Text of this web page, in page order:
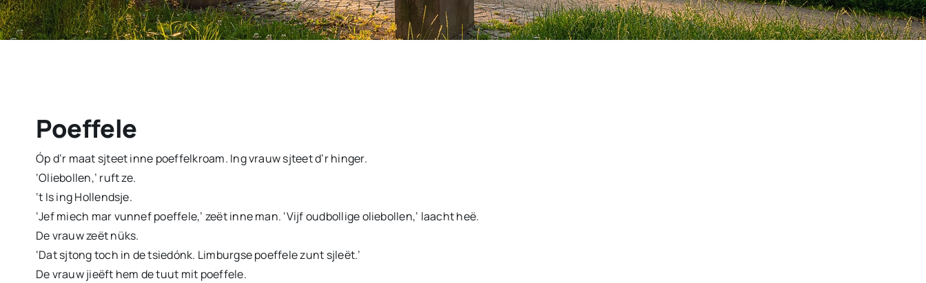
Poeffele
Óp d’r maat sjteet inne poeffelkroam. Ing vrauw sjteet d’r hinger.
‘Oliebollen,’ ruft ze.
‘t Is ing Hollendsje.
‘Jef miech mar vunnef poeffele,’ zeët inne man. ‘Vijf oudbollige oliebollen,’ laacht heë.
De vrauw zeët nüks.
‘Dat sjtong toch in de tsiedónk. Limburgse poeffele zunt sjleët.’
De vrauw jieëft hem de tuut mit poeffele.